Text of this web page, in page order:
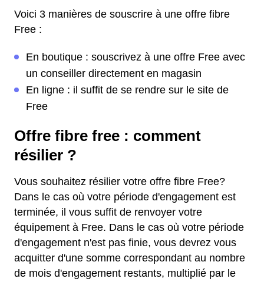
Voici 3 manières de souscrire à une offre fibre
Free :
En boutique : souscrivez à une offre Free avec
un conseiller directement en magasin
En ligne : il suffit de se rendre sur le site de
Free
Offre fibre free : comment
résilier ?
Vous souhaitez résilier votre offre fibre Free?
Dans le cas où votre période d'engagement est
terminée, il vous suffit de renvoyer votre
équipement à Free. Dans le cas où votre période
d'engagement n'est pas finie, vous devrez vous
acquitter d'une somme correspondant au nombre
de mois d'engagement restants, multiplié par le